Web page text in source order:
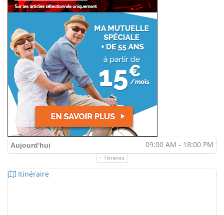
Aujourd'hui 09:00 AM - 18:00 PM
Horaires
Itinéraire